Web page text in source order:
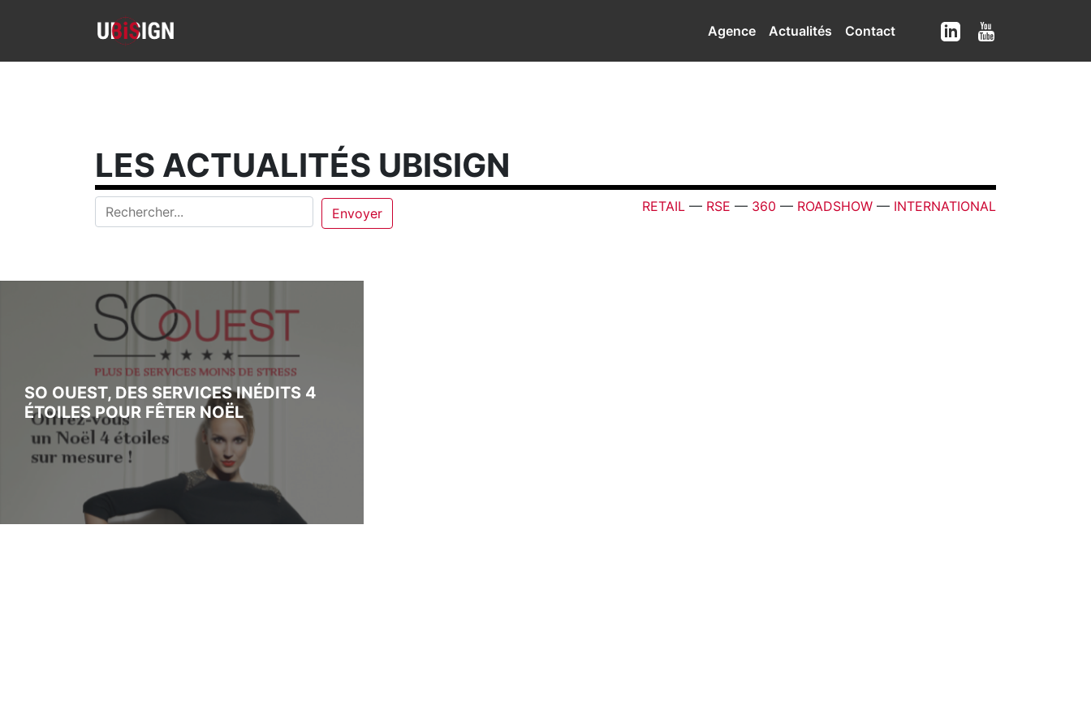
Agence Actualités Contact
LES ACTUALITÉS UBISIGN
RETAIL — RSE — 360 — ROADSHOW — INTERNATIONAL
SO OUEST, DES SERVICES INÉDITS 4
ÉTOILES POUR FÊTER NOËL